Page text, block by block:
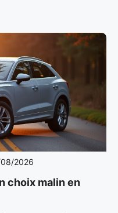
2026
choix malin en